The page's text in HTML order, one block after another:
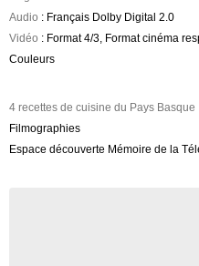
Audio : Français Dolby Digital 2.0
Vidéo : Format 4/3, Format cinéma
Couleurs
4 recettes de cuisine du Pays Basque
Filmographies
Espace découverte Mémoire de la